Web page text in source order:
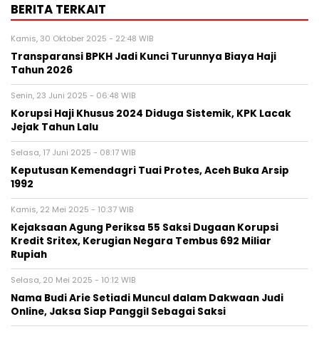
BERITA TERKAIT
Kamis, 30 Oktober 2025 - 22:48 WIB
Transparansi BPKH Jadi Kunci Turunnya Biaya Haji
Tahun 2026
Senin, 23 Juni 2025 - 06:48 WIB
Korupsi Haji Khusus 2024 Diduga Sistemik, KPK Lacak
Jejak Tahun Lalu
Selasa, 17 Juni 2025 - 08:17 WIB
Keputusan Kemendagri Tuai Protes, Aceh Buka Arsip
1992
Kamis, 22 Mei 2025 - 10:37 WIB
Kejaksaan Agung Periksa 55 Saksi Dugaan Korupsi
Kredit Sritex, Kerugian Negara Tembus 692 Miliar
Rupiah
Selasa, 20 Mei 2025 - 10:12 WIB
Nama Budi Arie Setiadi Muncul dalam Dakwaan Judi
Online, Jaksa Siap Panggil Sebagai Saksi